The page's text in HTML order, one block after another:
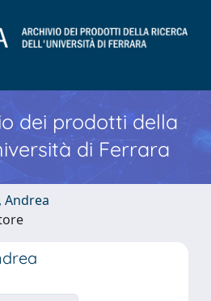
dei prodotti della
di Ferrara
Andrea